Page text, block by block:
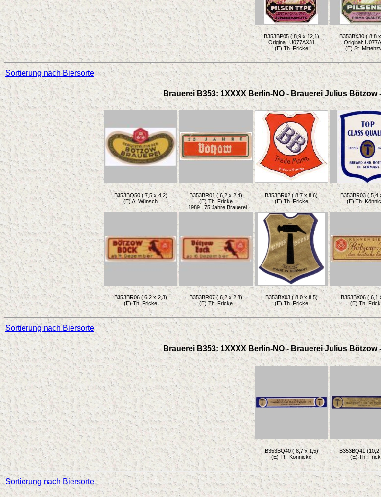
B353BP05 ( 8,9 x 12,1)
Original: U077AX31
(E) Th. Fricke
B353BX30 ( 8,8
Original:
(E) St.
Sortierung nach Biersorte
Brauerei B353: 1XXXX Berlin-NO - Brauerei Julius Bötzow
B353BQ50 ( 7,5 x 4,2)
(E) A. Wünsch
B353BR01 ( 6,2 x 2,4)
(E) Th. Fricke
=1989 : 75 Jahre Brauerei
B353BR02 ( 8,7 x 8,6)
(E) Th. Fricke
B353BR03 ( 5,4
(E) Th.
B353BR06 ( 6,2 x 2,3)
(E) Th. Fricke
B353BR07 ( 6,2 x 2,3)
(E) Th. Fricke
B353BX03 ( 8,0 x 8,5)
(E) Th. Fricke
B353BX06 ( 6,1
(E) Th.
Sortierung nach Biersorte
Brauerei B353: 1XXXX Berlin-NO - Brauerei Julius Bötzow
B353BQ40 ( 8,7 x 1,5)
(E) Th. Könnicke
B353BQ41 (10,2
(E) Th.
Sortierung nach Biersorte